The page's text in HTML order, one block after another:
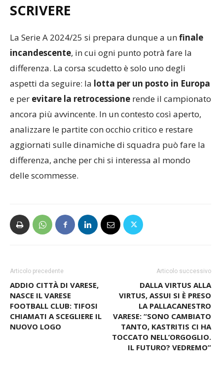
UN FINALE TUTTO DA
La Serie A 2024/25 si prepara dunque a unfinale
incandescente, in cui ogni punto potrà fare la
differenza. La corsa scudetto è solo uno degli
aspetti da seguire: lalotta per un posto in Europa
e perevitare la retrocessionerende il campionato
ancora più avvincente. In un contesto così aperto,
analizzare le partite con occhio critico e restare
aggiornati sulle dinamiche di squadra può fare la
differenza, anche per chi si interessa al mondo
Articolo precedente
ADDIO CITTÀ DI VARESE,
NASCE IL VARESE
FOOTBALL CLUB: TIFOSI
Articolo successivo
DALLA VIRTUS ALLA
VIRTUS, ASSUI SI È PRESO
LA PALLACANESTRO
VARESE: “SONO CAMBIATO
TANTO, KASTRITIS CI HA